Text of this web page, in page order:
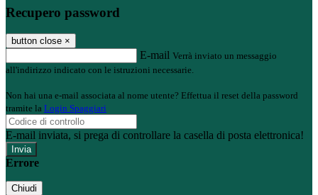
Recupero password
button close ×
E-mail Verrà inviato un messaggio
all'indirizzo indicato con le istruzioni necessarie.
Non hai una e-mail associata al nome utente? Effettua il reset della password
tramite la Login Spaggiari
E-mail inviata, si prega di controllare la casella di posta elettronica!
Errore
Chiudi